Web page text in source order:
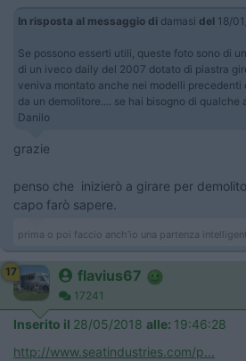
In risposta al messaggio di damasi del 18/
Se possono esserti utili, queste foto sono di
di un iveco daily del 2007 dotato di piastra
veniva montato anche nei modelli
da un demolitore.... se hai bisogno di qualche
Danilo
grazie
penso che inizierò a girare per
capo farò sapere.
prima o poi faccio anch’io una partenza
17 flavius67
17241
Inserito il 28/05/2018 alle: 19:46:28
http://www.seatindustries.com/p...